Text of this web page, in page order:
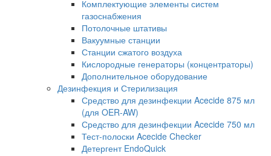
Комплектующие элементы систем
газоснабжения
Потолочные штативы
Вакуумные станции
Станции сжатого воздуха
Кислородные генераторы (концентраторы)
Дополнительное оборудование
Дезинфекция и Стерилизация
Средство для дезинфекции Acecide 875 мл
(для OER-AW)
Средство для дезинфекции Acecide 750 мл
Тест-полоски Acecide Checker
Детергент EndoQuick